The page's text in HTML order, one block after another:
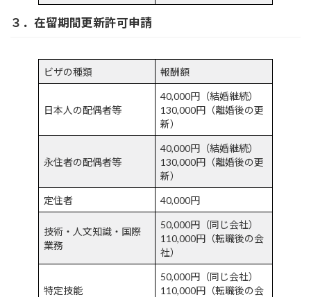
３．在留期間更新許可申請
ビザの種類 報酬額
日本人の配偶者等
40,000円（結婚継続）
130,000円（離婚後の更
新）
永住者の配偶者等
40,000円（結婚継続）
130,000円（離婚後の更
新）
定住者 40,000円
技術・人文知識・国際
業務
50,000円（同じ会社）
110,000円（転職後の会
社）
特定技能
50,000円（同じ会社）
110,000円（転職後の会